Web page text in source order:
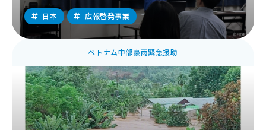
日本 広報啓発事業
ベトナム中部豪雨緊急援助